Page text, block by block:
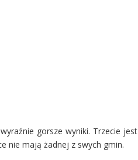
gorsze wyniki. Trzecie
nie mają żadnej z swych gmin.